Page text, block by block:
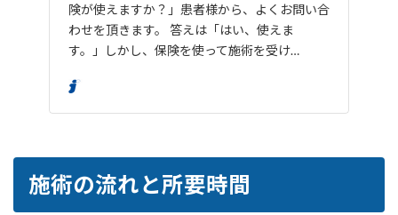
険が使えますか？」患者様から、よくお問い合
わせを頂きます。 答えは「はい、使えま
す。」しかし、保険を使って施術を受け…
施術の流れと所要時間